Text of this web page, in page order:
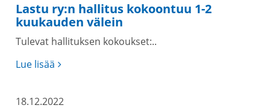
Lastu ry:n hallitus kokoontuu 1-2
kuukauden välein
Tulevat hallituksen kokoukset:..
Lue lisää
18.12.2022